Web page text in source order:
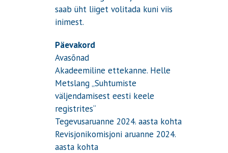
saab üht liiget volitada kuni viis
inimest.
Päevakord
Avasõnad
Akadeemiline ettekanne. Helle
Metslang „Suhtumiste
väljendamisest eesti keele
registrites“
Tegevusaruanne 2024. aasta kohta
Revisjonikomisjoni aruanne 2024.
aasta kohta